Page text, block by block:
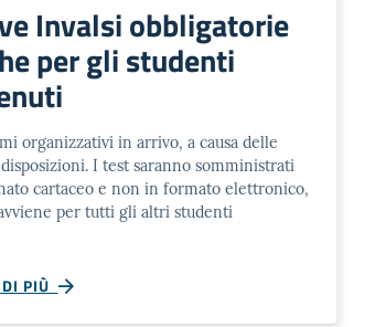
Invalsi obbligatorie
per gli studenti
organizzativi in arrivo, a causa delle
I test saranno somministrati
cartaceo e non in formato elettronico,
per tutti gli altri studenti
PIÙ